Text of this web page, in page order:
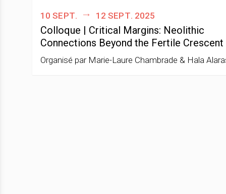
10 sept. 12 sept. 2025
Colloque | Critical Margins: Neolithic
Connections Beyond the Fertile Crescent
Organisé par Marie-Laure Chambrade & Hala